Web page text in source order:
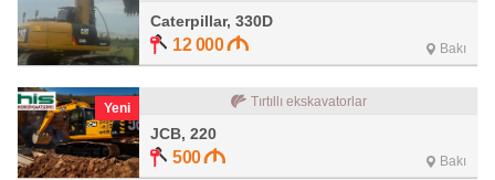
Caterpillar, 330D
12 000 Bakı
Yeni Tırtıllı ekskavatorlar
JCB, 220
500 Bakı